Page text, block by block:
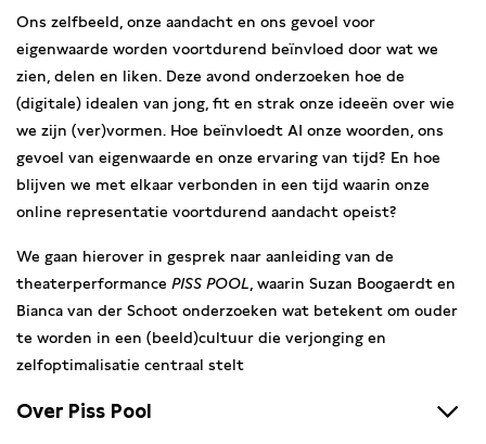
Ons zelfbeeld, onze aandacht en ons gevoel voor
eigenwaarde worden voortdurend beïnvloed door wat we
zien, delen en liken. Deze avond onderzoeken hoe de
(digitale) idealen van jong, fit en strak onze ideeën over wie
we zijn (ver)vormen. Hoe beïnvloedt AI onze woorden, ons
gevoel van eigenwaarde en onze ervaring van tijd? En hoe
blijven we met elkaar verbonden in een tijd waarin onze
online representatie voortdurend aandacht opeist?
We gaan hierover in gesprek naar aanleiding van de
theaterperformance PISS POOL , waarin Suzan Boogaerdt en
Bianca van der Schoot onderzoeken wat betekent om ouder
te worden in een (beeld)cultuur die verjonging en
zelfoptimalisatie centraal stelt
Over Piss Pool